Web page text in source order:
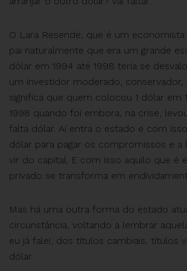
O Lara Resende, que é um
pai naturalmente que era um grande
dólar em 1994 até 1998 teria se
um investidor moderado, conservador,
significa que quem colocou 1 dólar em
1998 quando foi embora, na crise,
falta dólar. Aí entra o estado e com
dólar para pagar os compromissos e a
vir do capital. E com isso aquilo que é
privado se transforma em
Mas há uma outra forma do estado
circunstância, voltando a lembrar
eu já falei, dos títulos cambiais, títulos
dólar.